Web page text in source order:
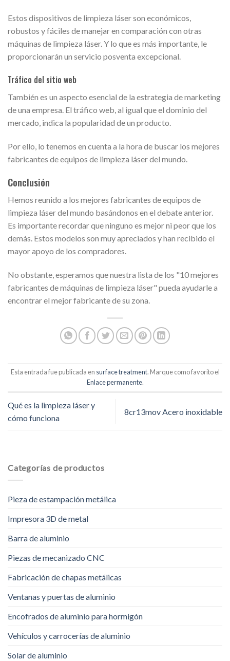
Estos dispositivos de limpieza láser son económicos,
robustos y fáciles de manejar en comparación con otras
máquinas de limpieza láser. Y lo que es más importante, le
proporcionarán un servicio posventa excepcional.
Tráfico del sitio web
También es un aspecto esencial de la estrategia de marketing
de una empresa. El tráfico web, al igual que el dominio del
mercado, indica la popularidad de un producto.
Por ello, lo tenemos en cuenta a la hora de buscar los mejores
fabricantes de equipos de limpieza láser del mundo.
Conclusión
Hemos reunido a los mejores fabricantes de equipos de
limpieza láser del mundo basándonos en el debate anterior.
Es importante recordar que ninguno es mejor ni peor que los
demás. Estos modelos son muy apreciados y han recibido el
mayor apoyo de los compradores.
No obstante, esperamos que nuestra lista de los "10 mejores
fabricantes de máquinas de limpieza láser" pueda ayudarle a
encontrar el mejor fabricante de su zona.
Esta entrada fue publicada en surface treatment. Marque como favorito el
Enlace permanente.
Qué es la limpieza láser y
cómo funciona
8cr13mov Acero inoxidable
Categorías de productos
Pieza de estampación metálica
Impresora 3D de metal
Barra de aluminio
Piezas de mecanizado CNC
Fabricación de chapas metálicas
Ventanas y puertas de aluminio
Encofrados de aluminio para hormigón
Vehículos y carrocerías de aluminio
Solar de aluminio